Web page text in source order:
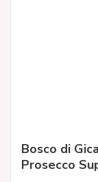
Bosco di
Prosecco